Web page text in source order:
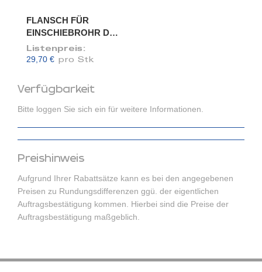
Verfügbarkeit
Bitte loggen Sie sich ein für weitere Informationen.
Preishinweis
Aufgrund Ihrer Rabattsätze kann es bei den angegebenen
Preisen zu Rundungsdifferenzen ggü. der eigentlichen
Auftragsbestätigung kommen. Hierbei sind die Preise der
Auftragsbestätigung maßgeblich.
FLANSCH FÜR
EINSCHIEBROHR DN
120/118
Listenpreis:
29,70 € pro Stk